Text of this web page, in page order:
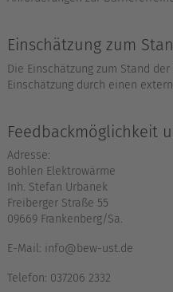
Einschätzung zum
Die Einschätzung zum Stand
Einschätzung durch einen
Feedbackmöglichkeit
Adresse:
Bohlen Elektrowärme
Inh. Stefan Urbanek
Freiberger Straße 55
09669 Frankenberg/Sa.
E-Mail: info@bew-ust.de
Telefon: 037206 2332